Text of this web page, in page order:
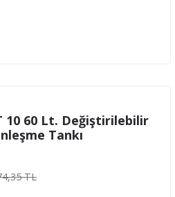
10 60 Lt. Değiştirilebilir
Tankı
TL